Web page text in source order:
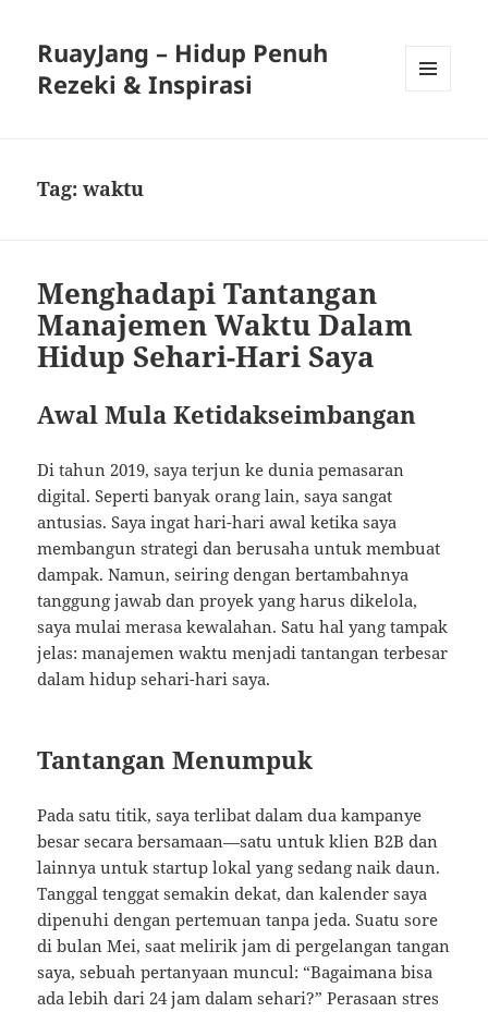
RuayJang – Hidup Penuh
Rezeki & Inspirasi
Tag:waktu
Menghadapi Tantangan
Manajemen Waktu Dalam
Hidup Sehari-Hari Saya
Awal Mula Ketidakseimbangan
Di tahun 2019, saya terjun ke dunia pemasaran
digital. Seperti banyak orang lain, saya sangat
antusias. Saya ingat hari-hari awal ketika saya
membangun strategi dan berusaha untuk membuat
dampak. Namun, seiring dengan bertambahnya
tanggung jawab dan proyek yang harus dikelola,
saya mulai merasa kewalahan. Satu hal yang tampak
jelas: manajemen waktu menjadi tantangan terbesar
dalam hidup sehari-hari saya.
Tantangan Menumpuk
Pada satu titik, saya terlibat dalam dua kampanye
besar secara bersamaan—satu untuk klien B2B dan
lainnya untuk startup lokal yang sedang naik daun.
Tanggal tenggat semakin dekat, dan kalender saya
dipenuhi dengan pertemuan tanpa jeda. Suatu sore
di bulan Mei, saat melirik jam di pergelangan tangan
saya, sebuah pertanyaan muncul: “Bagaimana bisa
ada lebih dari 24 jam dalam sehari?” Perasaan stres